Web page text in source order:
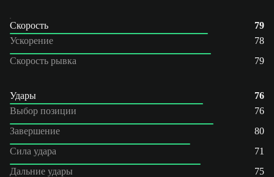
Скорость
79
Ускорение
78
Скорость рывка
79
Удары
76
Выбор позиции
76
Завершение
80
Сила удара
71
Дальние удары
75